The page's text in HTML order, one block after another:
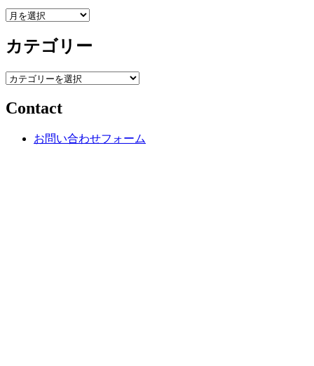
ア
カ
ブ
カテゴリー
カ
ゴ
Contact
お問い合わせフォーム